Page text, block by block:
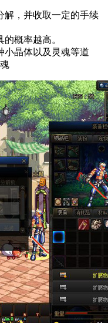
解，并收取一定的手续
概率越高。
小晶体以及灵魂等道